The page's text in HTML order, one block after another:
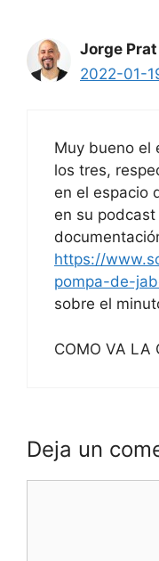
Jorge Prat
2022-01-
Muy bueno el
los tres,
en el espacio
en su
https://
pompa-de-
sobre el
COMO VA LA
Deja un